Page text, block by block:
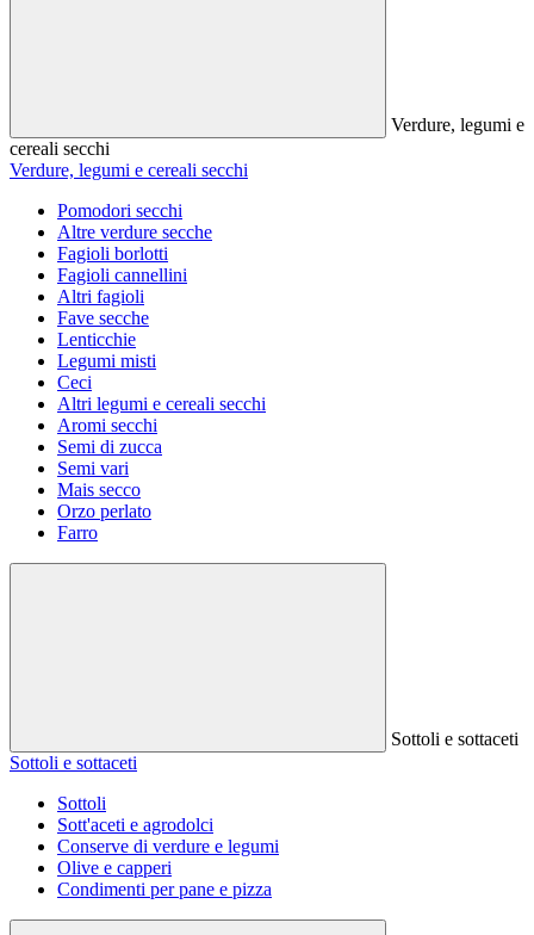
Verdure, legumi e
cereali secchi
Verdure, legumi e cereali secchi
Pomodori secchi
Altre verdure secche
Fagioli borlotti
Fagioli cannellini
Altri fagioli
Fave secche
Lenticchie
Legumi misti
Ceci
Altri legumi e cereali secchi
Aromi secchi
Semi di zucca
Semi vari
Mais secco
Orzo perlato
Farro
Sottoli e sottaceti
Sottoli e sottaceti
Sottoli
Sott'aceti e agrodolci
Conserve di verdure e legumi
Olive e capperi
Condimenti per pane e pizza